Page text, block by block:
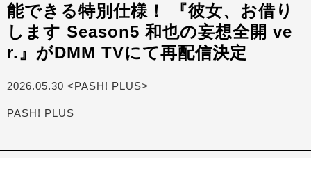
能できる特別仕様！ 『彼女、お借り
します Season5 和也の妄想全開 ve
r.』がDMM TVにて再配信決定
2026.05.30 <PASH! PLUS>
PASH! PLUS